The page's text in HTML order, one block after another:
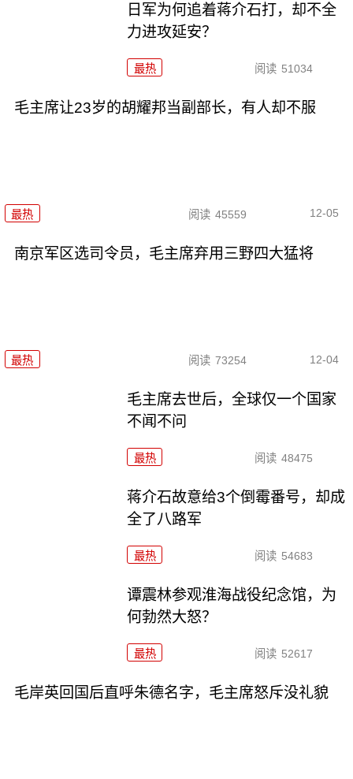
日军为何追着蒋介石打，却不全
力进攻延安？
最热 阅读 51034
毛主席让23岁的胡耀邦当副部长，有人却不服
最热 阅读 45559 12-05
南京军区选司令员，毛主席弃用三野四大猛将
最热 阅读 73254 12-04
毛主席去世后，全球仅一个国家
不闻不问
最热 阅读 48475
蒋介石故意给3个倒霉番号，却成
全了八路军
最热 阅读 54683
谭震林参观淮海战役纪念馆，为
何勃然大怒？
最热 阅读 52617
毛岸英回国后直呼朱德名字，毛主席怒斥没礼貌